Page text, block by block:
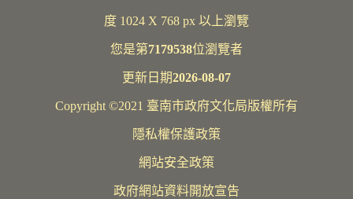
度 1024 X 768 px 以上瀏覽
您是第7179538位瀏覽者
更新日期2026-08-07
Copyright ©2021 臺南市政府文化局版權所有
隱私權保護政策
網站安全政策
政府網站資料開放宣告